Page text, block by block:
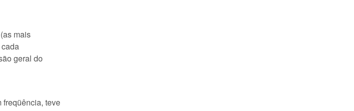
mais
geral do
freqüência, teve